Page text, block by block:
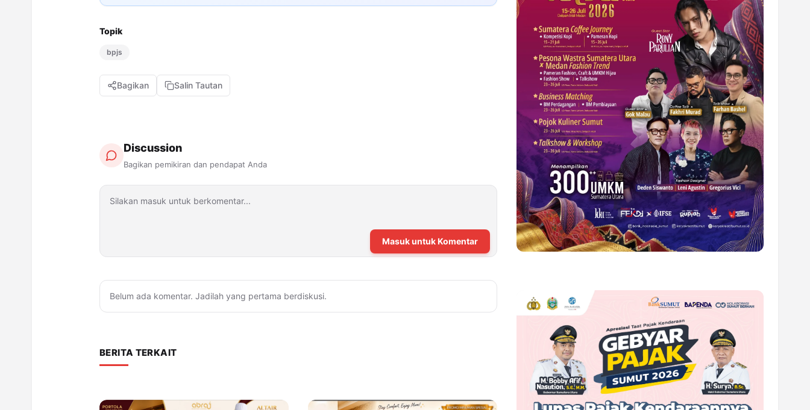
Topik
bpjs
Bagikan Salin Tautan
Discussion
Bagikan pemikiran dan pendapat Anda
Masuk untuk Komentar
Belum ada komentar. Jadilah yang pertama berdiskusi.
BERITA TERKAIT